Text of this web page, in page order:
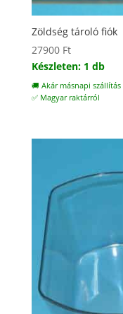
Zöldség tároló fiók
27900 Ft
Készleten: 1 db
🚚 Akár másnapi szállítás
✅ Magyar raktárról